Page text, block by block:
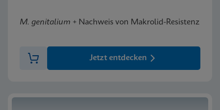
M. genitalium + Nachweis von Makrolid-Resistenz
Jetzt entdecken